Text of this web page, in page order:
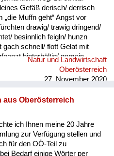
Gefäß derisch/ derrisch
Muffn geht“ Angst vor
drawig/ trawig dringend/
besinnlich feigln/ hunzn
gach schnell/ flott Gelat mit
hinterhältig/ gemein
Doppelkinn gogatzn
Granittrog grawutisch
gschamig schüchtern
Appetit essen heiln Unkraut
Natur und Landwirtschaft
Oberösterreich
27. November 2020
Oberösterreich
ich Ihnen meine 20 Jahre
zur Verfügung stellen und
für den OÖ-Teil zu
Bedarf einige Wörter per